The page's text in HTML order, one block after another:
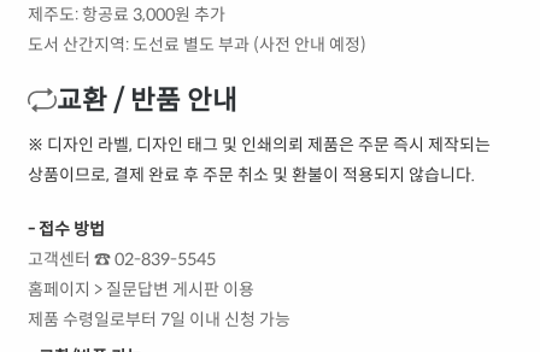
제주도: 항공료 3,000원 추가
도서 산간지역: 도선료 별도 부과 (사전 안내 예정)
교환 / 반품 안내
※ 디자인 라벨, 디자인 태그 및 인쇄의뢰 제품은 주문 즉시 제작되는
상품이므로, 결제 완료 후 주문 취소 및 환불이 적용되지 않습니다.
- 접수 방법
고객센터 ☎ 02-839-5545
홈페이지 > 질문답변 게시판 이용
제품 수령일로부터 7일 이내 신청 가능